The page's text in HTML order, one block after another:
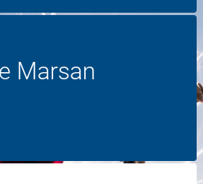
Marsan